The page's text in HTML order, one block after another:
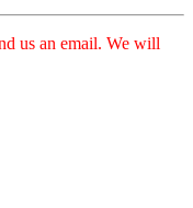
us an email. We will